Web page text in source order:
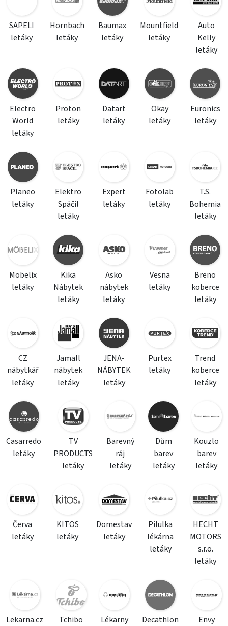
SAPELI
letáky
Hornbach
letáky
Baumax
letáky
Mountfield
letáky
Auto
Kelly
letáky
Electro
World
letáky
Proton
letáky
Datart
letáky
Okay
letáky
Euronics
letáky
Planeo
letáky
Elektro
Spáčil
letáky
Expert
letáky
Fotolab
letáky
T.S.
Bohemia
letáky
Mobelix
letáky
Kika
Nábytek
letáky
Asko
nábytek
letáky
Vesna
letáky
Breno
koberce
letáky
CZ
nábytkář
letáky
Jamall
nábytek
letáky
JENA-
NÁBYTEK
letáky
Purtex
letáky
Trend
koberce
letáky
Casarredo
letáky
TV
PRODUCTS
letáky
Barevný
ráj
letáky
Dům
barev
letáky
Kouzlo
barev
letáky
Červa
letáky
KITOS
letáky
Domestav
letáky
Pilulka
lékárna
letáky
HECHT
MOTORS
s.r.o.
letáky
Lekarna.cz
Tchibo
Lékarny
Decathlon
Envy